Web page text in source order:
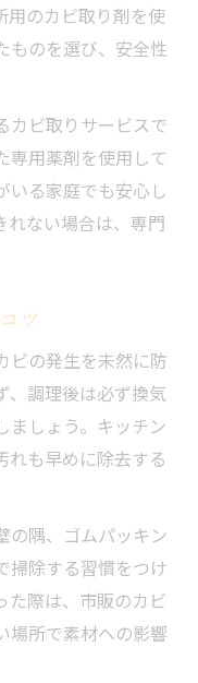
心除去
専門家に相談
ロに依頼が安心
の対応力
ス徹底比較
選び方
の違いを解説
スを比較検証
り業者選び
発防止の秘訣
のポイント
潔に保つ方法
防策を徹底解説
ビ対策とは
取り習慣
用のカビ取り剤を使
ものを選び、安全性
カビ取りサービスで
専用薬剤を使用して
いる家庭でも安心し
れない場合は、専門
ツ
ビの発生を未然に防
、調理後は必ず換気
ましょう。キッチン
れも早めに除去する
の隅、ゴムパッキン
掃除する習慣をつけ
た際は、市販のカビ
場所で素材への影響